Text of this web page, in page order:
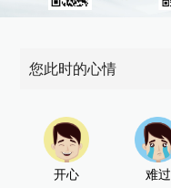
您此时的心情
开心 难过